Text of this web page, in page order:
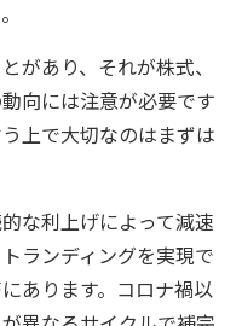
があり、それが株式、
向には注意が必要です
上で大切なのはまずは
な利上げによって減速
ランディングを実現で
あります。コロナ禍以